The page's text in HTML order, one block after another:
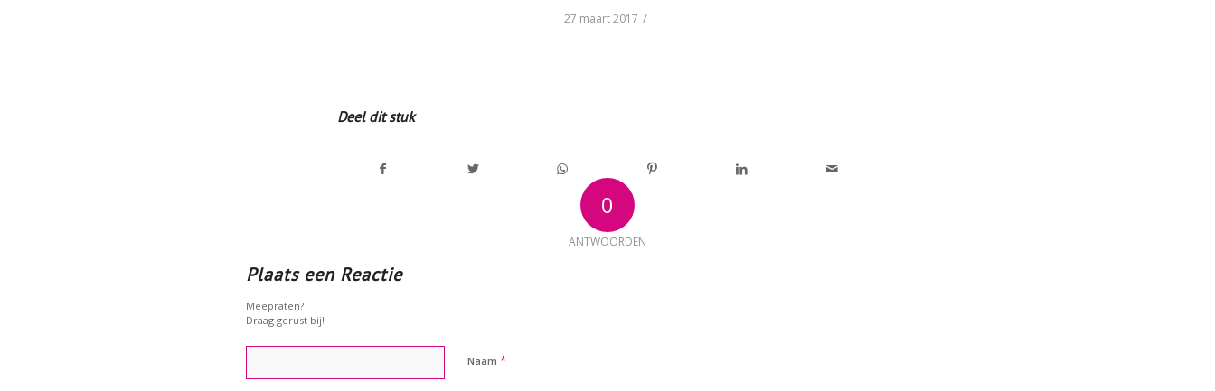
27 maart 2017 /
Deel dit stuk
0
ANTWOORDEN
Plaats een Reactie
Meepraten?
Draag gerust bij!
Naam *